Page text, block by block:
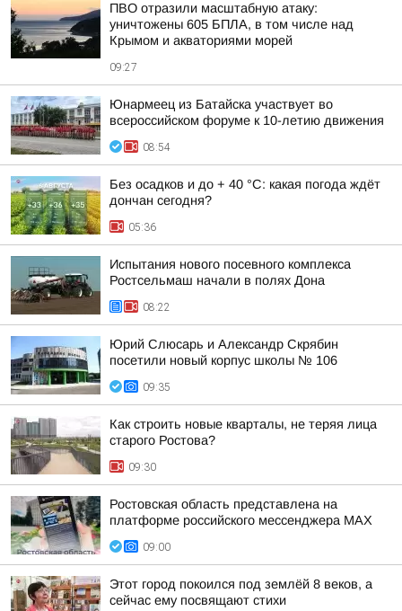
ПВО отразили масштабную атаку:
уничтожены 605 БПЛА, в том числе над
Крымом и акваториями морей
09:27
Юнармеец из Батайска участвует во
всероссийском форуме к 10-летию движения
08:54
Без осадков и до + 40 °С: какая погода ждёт
дончан сегодня?
05:36
Испытания нового посевного комплекса
Ростсельмаш начали в полях Дона
08:22
Юрий Слюсарь и Александр Скрябин
посетили новый корпус школы № 106
09:35
Как строить новые кварталы, не теряя лица
старого Ростова?
09:30
Ростовская область представлена на
платформе российского мессенджера МАХ
09:00
Этот город покоился под землёй 8 веков, а
сейчас ему посвящают стихи